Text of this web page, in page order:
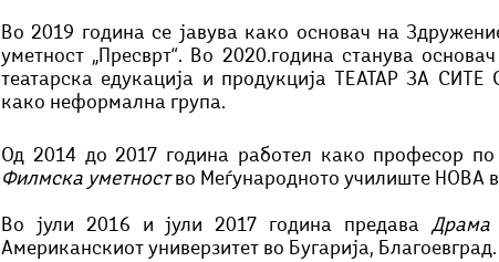
Во 2019 година се јавува како основач на
уметност „Пресврт“. Во 2020.година станува
театарска едукација и продукција ТЕАТАР ЗА СИТЕ
како неформална група.
Од 2014 до 2017 година работел како професор по
Филмска уметност во Меѓународното училиште НОВА
Во јули 2016 и јули 2017 година предава Драма
Американскиот универзитет во Бугарија, Благоевград.